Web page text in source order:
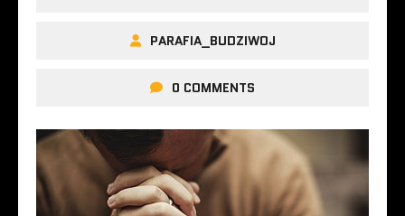
PARAFIA_BUDZIWOJ
0 COMMENTS